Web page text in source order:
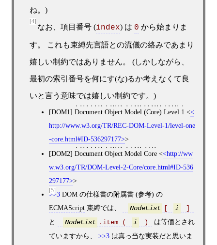
ね。)
[4]
なお、項目番号 (index) は 0 から始まりま
す。 これも束縛先言語との流儀の絡みであまり
嬉しい制約ではありません。 (しかしながら、
最初の索引番号を何にす(な)るか考えなくて良
いと言う意味では嬉しい制約です。)
[DOM1] Document Object Model (Core) Level 1 <
http://www.w3.org/TR/REC-DOM-Level-1/level-one
-core.html#ID-536297177 >
[DOM2] Document Object Model Core < http://ww
w.w3.org/TR/DOM-Level-2-Core/core.html#ID-536
297177 >
[5]
>>3DOM の仕様書の附属書 (参考) の
ECMAScript束縛では、 NodeList [ i
と
NodeList .item ( i )
は等価とされ
ていますから、 >>3は真っ当な実装だと思いま